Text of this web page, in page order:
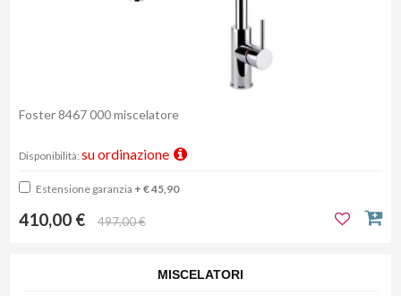
Foster 8467 000 miscelatore
Disponibilità: su ordinazione
Estensione garanzia + € 45,90
410,00 € 497,00 €
MISCELATORI